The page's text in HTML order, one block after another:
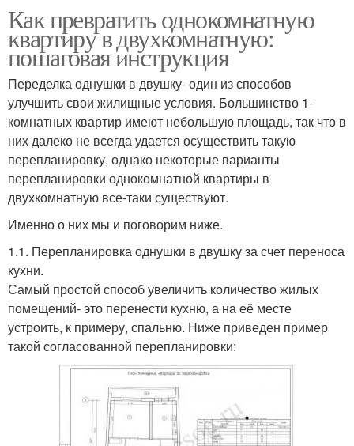
Как превратить однокомнатную
квартиру в двухкомнатную:
пошаговая инструкция
Переделка однушки в двушку- один из способов
улучшить свои жилищные условия. Большинство 1-
комнатных квартир имеют небольшую площадь, так что в
них далеко не всегда удается осуществить такую
перепланировку, однако некоторые варианты
перепланировки однокомнатной квартиры в
двухкомнатную все-таки существуют.
Именно о них мы и поговорим ниже.
1.1. Перепланировка однушки в двушку за счет переноса
кухни.
Самый простой способ увеличить количество жилых
помещений- это перенести кухню, а на её месте
устроить, к примеру, спальню. Ниже приведен пример
такой согласованной перепланировки: